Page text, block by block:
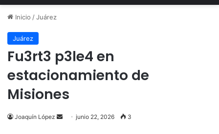
Inicio /Juárez
Juárez
Fu3rt3 p3le4 en
estacionamiento de
Misiones
Joaquín López
Sendjunio 22, 2026 3